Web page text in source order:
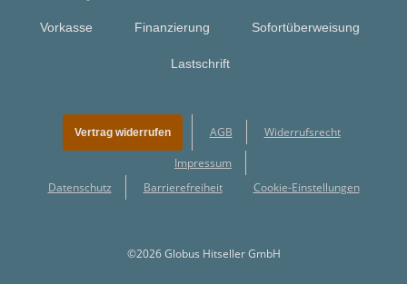
Vorkasse Finanzierung Sofortüberweisung
Lastschrift
©2026 Globus Hitseller GmbH
Vertrag widerrufen AGB Widerrufsrecht
Impressum
Datenschutz
Barrierefreiheit Cookie-Einstellungen